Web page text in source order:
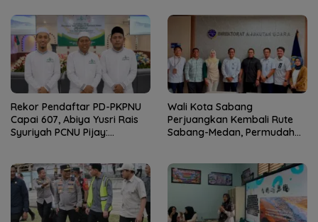
Rekor Pendaftar PD-PKPNU
Capai 607, Abiya Yusri Rais
Syuriyah PCNU Pijay:
Wali Kota Sabang
Perjuangkan Kembali Rute
Sabang-Medan, Permudah